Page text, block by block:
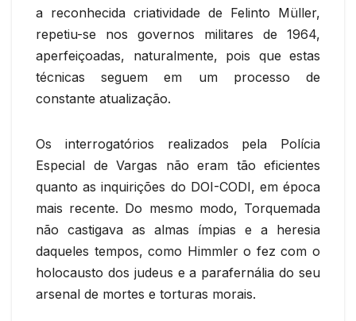
a reconhecida criatividade de Felinto Müller,
repetiu-se nos governos militares de 1964,
aperfeiçoadas, naturalmente, pois que estas
técnicas seguem em um processo de
constante atualização.
Os interrogatórios realizados pela Polícia
Especial de Vargas não eram tão eficientes
quanto as inquirições do DOI-CODI, em época
mais recente. Do mesmo modo, Torquemada
não castigava as almas ímpias e a heresia
daqueles tempos, como Himmler o fez com o
holocausto dos judeus e a parafernália do seu
arsenal de mortes e torturas morais.